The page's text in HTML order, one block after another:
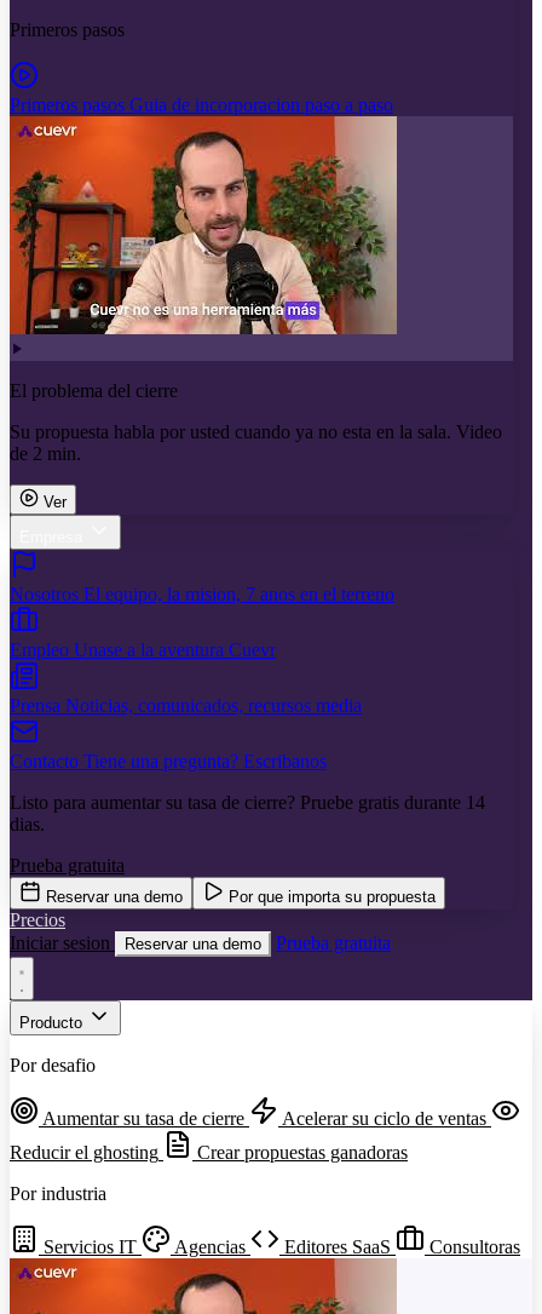
Primeros pasos
Primeros pasos Guia de incorporacion paso a paso
El problema del cierre
Su propuesta habla por usted cuando ya no esta en la sala. Video
de 2 min.
Ver
Nosotros El equipo, la mision, 7 anos en el terreno
Empleo Unase a la aventura Cuevr
Prensa Noticias, comunicados, recursos media
Contacto Tiene una pregunta? Escribanos
Listo para aumentar su tasa de cierre? Pruebe gratis durante 14
dias.
Prueba gratuita
Reservar una demo Por que importa su propuesta
Precios
Iniciar sesion
Reservar una demo Prueba gratuita
Producto
Por desafio
Aumentar su tasa de cierre
Acelerar su ciclo de ventas
Reducir el ghosting
Crear propuestas ganadoras
Por industria
Servicios IT Agencias Editores SaaS Consultoras